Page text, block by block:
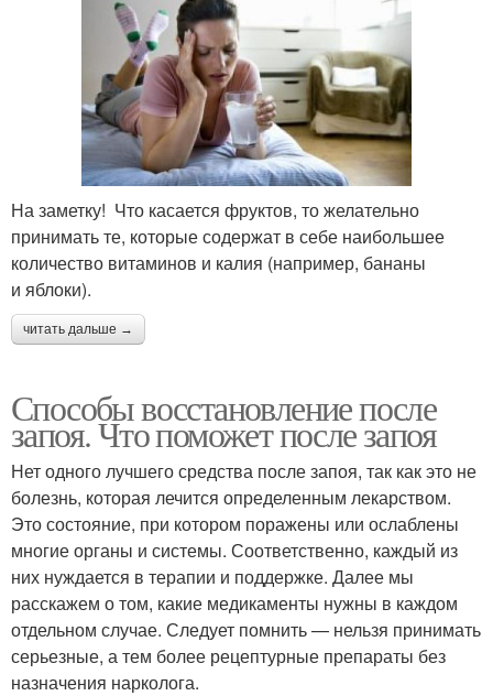
На заметку! Что касается фруктов, то желательно
принимать те, которые содержат в себе наибольшее
количество витаминов и калия (например, бананы
и яблоки).
читать дальше →
Способы восстановление после
запоя. Что поможет после запоя
Нет одного лучшего средства после запоя, так как это не
болезнь, которая лечится определенным лекарством.
Это состояние, при котором поражены или ослаблены
многие органы и системы. Соответственно, каждый из
них нуждается в терапии и поддержке. Далее мы
расскажем о том, какие медикаменты нужны в каждом
отдельном случае. Следует помнить — нельзя принимать
серьезные, а тем более рецептурные препараты без
назначения нарколога.